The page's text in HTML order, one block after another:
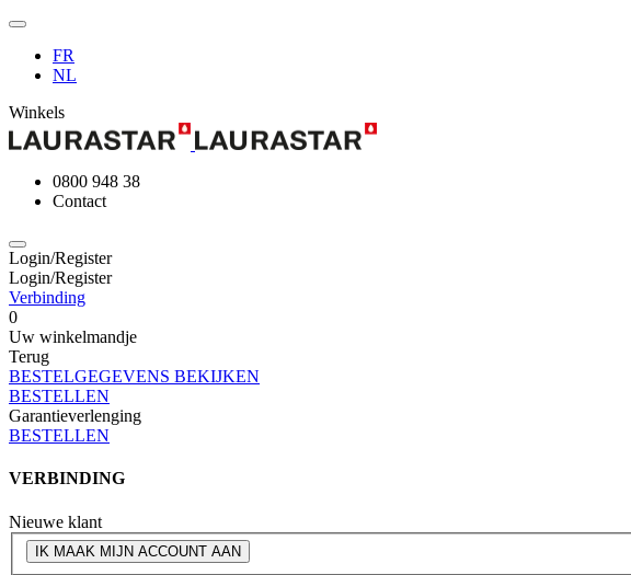
FR
NL
Winkels
0800 948 38
Contact
Login/Register
Login/Register
Verbinding
0
Uw winkelmandje
Terug
BESTELGEGEVENS BEKIJKEN
BESTELLEN
Garantieverlenging
BESTELLEN
VERBINDING
Nieuwe klant
IK MAAK MIJN ACCOUNT AAN